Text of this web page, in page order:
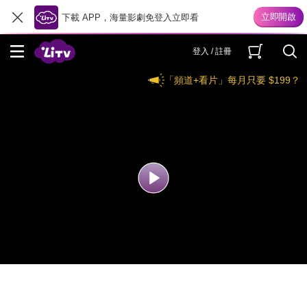
下載 APP，海量影劇免登入立即看
登入 / 註冊
「頻道+看片」每月只要 $199？